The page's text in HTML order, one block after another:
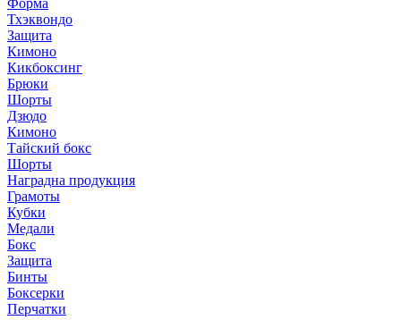
Форма
Тхэквондо
Защита
Кимоно
Кикбоксинг
Брюки
Шорты
Дзюдо
Кимоно
Тайский бокс
Шорты
Наградна продукция
Грамоты
Кубки
Медали
Бокс
Защита
Бинты
Боксерки
Перчатки